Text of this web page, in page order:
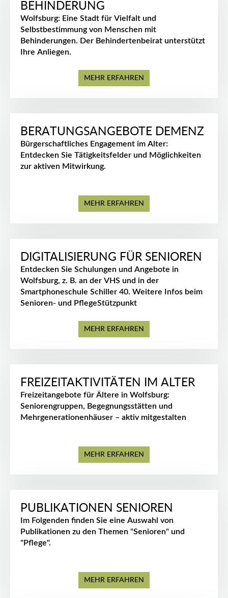
BEHINDERUNG
Wolfsburg: Eine Stadt für Vielfalt und
Selbstbestimmung von Menschen mit
Behinderungen. Der Behindertenbeirat unterstützt
Ihre Anliegen.
MEHR ERFAHREN
BERATUNGSANGEBOTE DEMENZ
Bürgerschaftliches Engagement im Alter:
Entdecken Sie Tätigkeitsfelder und Möglichkeiten
zur aktiven Mitwirkung.
MEHR ERFAHREN
DIGITALISIERUNG FÜR SENIOREN
Entdecken Sie Schulungen und Angebote in
Wolfsburg, z. B. an der VHS und in der
Smartphoneschule Schiller 40. Weitere Infos beim
Senioren- und PflegeStützpunkt
MEHR ERFAHREN
FREIZEITAKTIVITÄTEN IM ALTER
Freizeitangebote für Ältere in Wolfsburg:
Seniorengruppen, Begegnungsstätten und
Mehrgenerationenhäuser – aktiv mitgestalten
MEHR ERFAHREN
PUBLIKATIONEN SENIOREN
Im Folgenden finden Sie eine Auswahl von
Publikationen zu den Themen "Senioren" und
"Pflege".
MEHR ERFAHREN